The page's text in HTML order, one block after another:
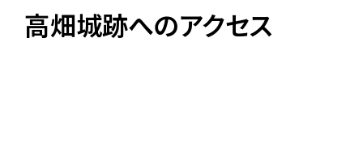
高畑城跡へのアクセス